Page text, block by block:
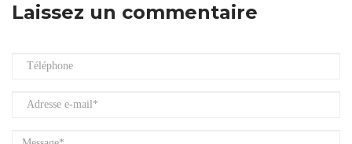
Laissez un commentaire